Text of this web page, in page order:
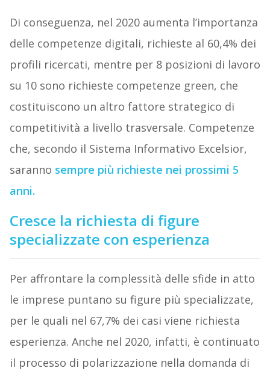
Di conseguenza, nel 2020 aumenta l’importanza
delle competenze digitali, richieste al 60,4% dei
profili ricercati, mentre per 8 posizioni di lavoro
su 10 sono richieste competenze green, che
costituiscono un altro fattore strategico di
competitività a livello trasversale. Competenze
che, secondo il Sistema Informativo Excelsior,
saranno sempre più richieste nei prossimi 5
anni.
Cresce la richiesta di figure
specializzate con esperienza
Per affrontare la complessità delle sfide in atto
le imprese puntano su figure più specializzate,
per le quali nel 67,7% dei casi viene richiesta
esperienza. Anche nel 2020, infatti, è continuato
il processo di polarizzazione nella domanda di